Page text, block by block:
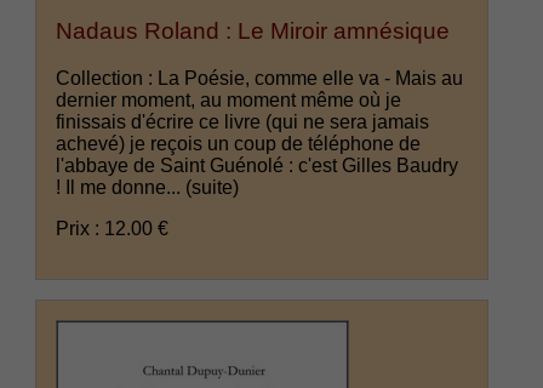
Nadaus Roland : Le Miroir amnésique
Collection : La Poésie, comme elle va - Mais au
dernier moment, au moment même où je
finissais d'écrire ce livre (qui ne sera jamais
achevé) je reçois un coup de téléphone de
l'abbaye de Saint Guénolé : c'est Gilles Baudry
! Il me donne... (suite)
Prix : 12.00 €